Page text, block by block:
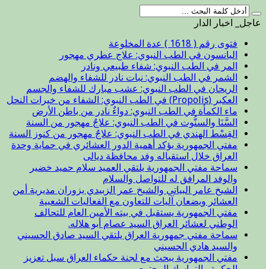
عاجل_ اخبار الدار
فتوى رقم ( 1618 ) عدة المخلوعة
اليانسون في الطب النبوي: علاج عطري مهجور
المر في الطب النبوي: شفاء طبيعي ونادر
الشمر في الطب النبوي: نبات نادر للشفاء والهضم
الريحان في الطب النبوي: عشب مبارك للشفاء والجسم
العكبر (Propolis) في الطب النبوي: الشفاء من خيرات النحل
ماء الكمأة في الطب النبوي: دواءٌ نادر من باطن الأرض
السَّنَا والسنُّوت في الطب النبوي: علاجٌ مهجور من السنة
القِسْط الهندي في الطب النبوي: علاجٌ مهجور من كنوز السنة
مفتي الجمهورية يؤكد أهمية الدور العشائري في حماية وحدة
العراق خلال استقباله وفد محافظة ديالى
سماحة مفتي الجمهورية يلتقي العميد سلام حميد خضير
والوفد المرافق له للتواصل والسلام
الشيخ عامر البياتي والشيخ عمر الزبيدي يزوران مديرية أمن
العشائر ويضعان آليات للتعاون مع الفعاليات الشعبية
مفتي الجمهورية يستقبل في بيته الأمين العام للتحالف
الوطني لعشائر العراق السيد عصام أبو هلاله.
سماحة مفتي جمهورية العراق يلتقي السيد صادق الحسيني
والسيد هادي الحسيني
مفتي الجمهورية يبحث مع لجنة حكماء العراق سبل تعزيز